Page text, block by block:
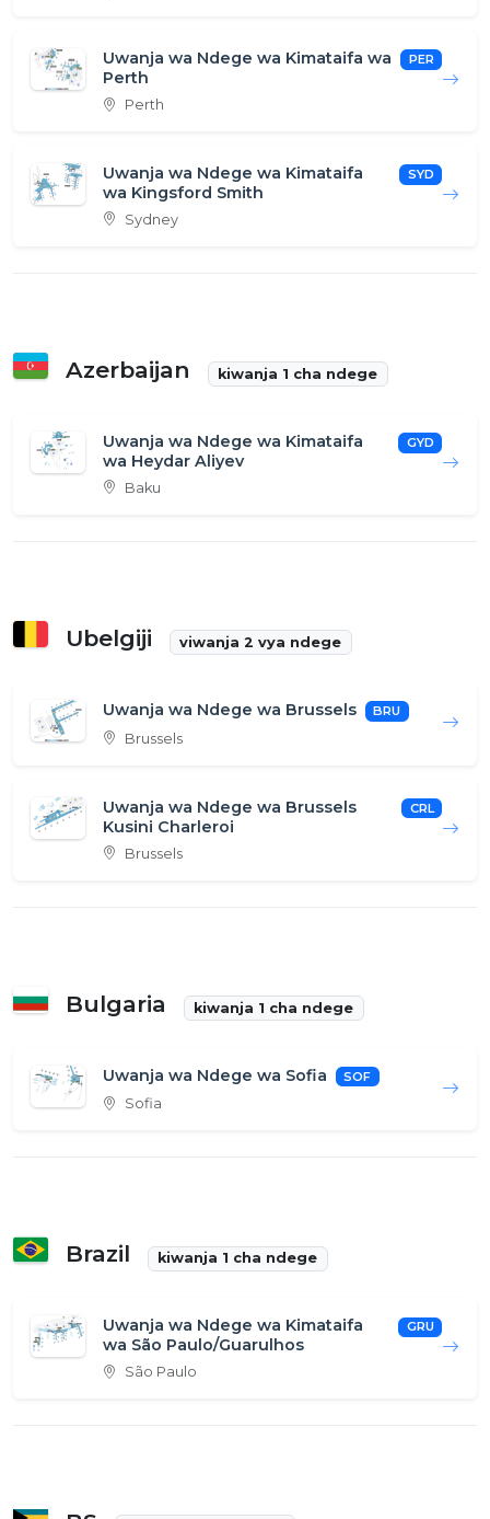
Uwanja wa Ndege wa Kimataifa wa
Perth
PER
Perth
Uwanja wa Ndege wa Kimataifa
wa Kingsford Smith
SYD
Sydney
Azerbaijan kiwanja 1 cha ndege
Uwanja wa Ndege wa Kimataifa
wa Heydar Aliyev
GYD
Baku
Ubelgiji viwanja 2 vya ndege
Uwanja wa Ndege wa Brussels BRU
Brussels
Uwanja wa Ndege wa Brussels
Kusini Charleroi
CRL
Brussels
Bulgaria kiwanja 1 cha ndege
Uwanja wa Ndege wa Sofia SOF
Sofia
Brazil kiwanja 1 cha ndege
Uwanja wa Ndege wa Kimataifa
wa São Paulo/Guarulhos
GRU
São Paulo